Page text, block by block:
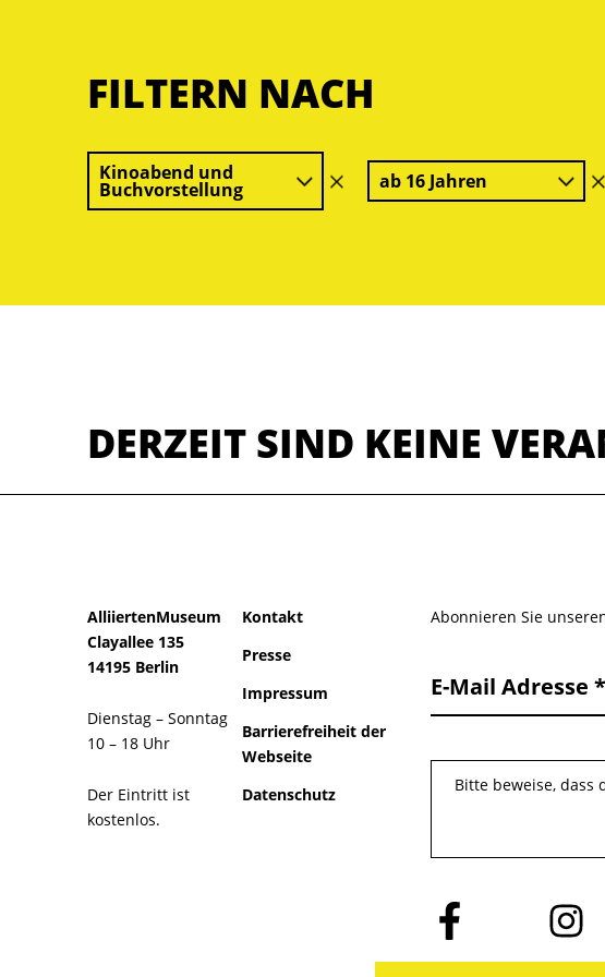
FILTERN NACH
Kinoabend und
Buchvorstellung
Filter
löschen
ab 16 Jahren
DERZEIT SIND KEINE
AlliiertenMuseum
Clayallee 135
14195 Berlin
Dienstag – Sonntag
10 – 18 Uhr
Der Eintritt ist
kostenlos.
Kontakt
Presse
Impressum
Barrierefreiheit der
Webseite
Datenschutz
Abonnieren Sie
E-Mail Adresse
Bitte beweise, dass
Folge
uns
auf
Folge
uns
auf